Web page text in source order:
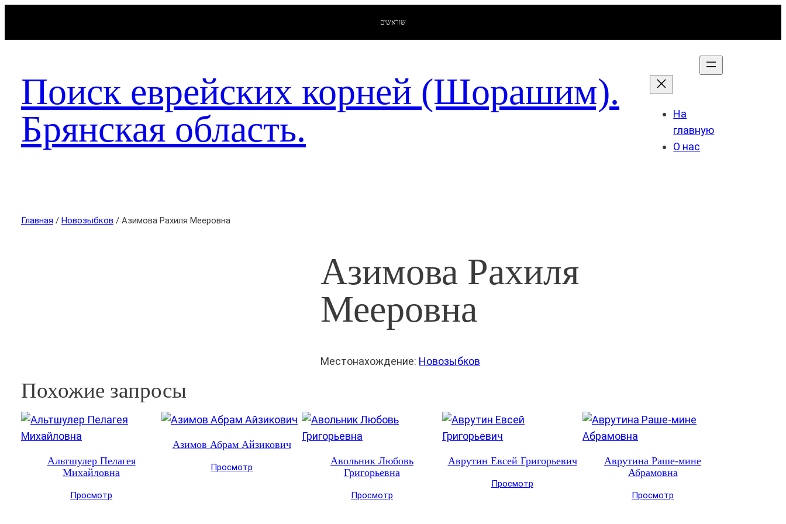
שוראשים
Поиск еврейских корней (Шорашим).
Брянская область.
На
главную
О нас
Главная / Новозыбков / Азимова Рахиля Мееровна
Азимова Рахиля
Мееровна
Местонахождение: Новозыбков
Похожие запросы
Альтшулер Пелагея
Михайловна
Просмотр
Азимов Абрам Айзикович
Просмотр
Авольник Любовь
Григорьевна
Просмотр
Аврутин Евсей Григорьевич
Просмотр
Аврутина Раше-мине
Абрамовна
Просмотр